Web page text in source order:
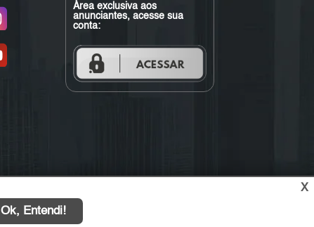
Área exclusiva aos
anunciantes, acesse sua
conta:
X
Ok, Entendi!